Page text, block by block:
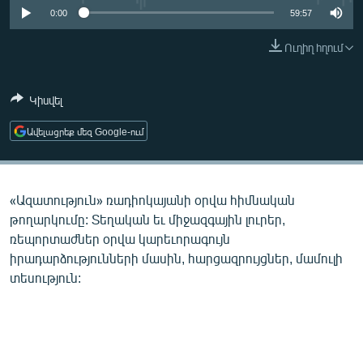
ՄԻՋԱԶԳԱՅԻՆ
ՄԵԿՆԱԲԱՆՈՒԹՅՈՒՆ
ՏՏ ԵՒ ԻՆՏԵՐՆԵՏ
ԿՈՐՈՆԱՎԻՐՈՒՍ
ՏԵՍԱՆՅՈՒԹԵՐ
ԲԱՆԱՎԵՃ
ՁԳՏԵԼՈՎ ԼԱՎԱԳՈՒՅՆԻՆ
0:00 59:57
Ուղիղ հղում
Կիսվել
Ավելացրեք մեզ Google-ում
«Ազատություն» ռադիոկայանի օրվա հիմնական
թողարկումը: Տեղական եւ միջազգային լուրեր,
ռեպորտաժներ օրվա կարեւորագույն
իրադարձությունների մասին, հարցազրույցներ, մամուլի
տեսություն: